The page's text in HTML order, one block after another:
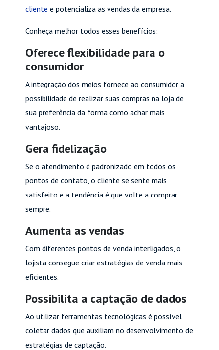
cliente e potencializa as vendas da empresa.
Conheça melhor todos esses benefícios:
Oferece flexibilidade para o
consumidor
A integração dos meios fornece ao consumidor a
possibilidade de realizar suas compras na loja de
sua preferência da forma como achar mais
vantajoso.
Gera fidelização
Se o atendimento é padronizado em todos os
pontos de contato, o cliente se sente mais
satisfeito e a tendência é que volte a comprar
sempre.
Aumenta as vendas
Com diferentes pontos de venda interligados, o
lojista consegue criar estratégias de venda mais
eficientes.
Possibilita a captação de dados
Ao utilizar ferramentas tecnológicas é possível
coletar dados que auxiliam no desenvolvimento de
estratégias de captação.